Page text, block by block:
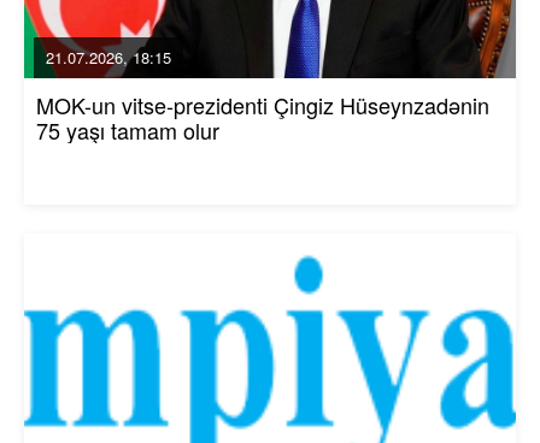
21.07.2026, 18:15
MOK-un vitse-prezidenti Çingiz Hüseynzadənin
75 yaşı tamam olur